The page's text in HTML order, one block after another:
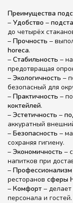
Преимущества
– Удобство –
до четырёх
– Прочность –
horeca.
– Стабильность –
предотвращая
– Экологичность –
безопасный для
– Практичность –
коктейлей.
– Эстетичность –
аккуратный
– Безопасность –
сохраняя гигиену.
– Экономичность –
напитков при
– Профессионализм
ресторанов сферы
– Комфорт –
персонала и гостей.